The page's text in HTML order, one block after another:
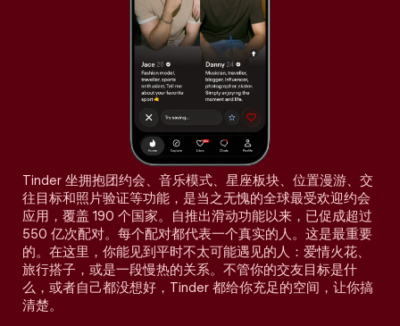
Tinder 坐拥抱团约会、音乐模式、星座板块、位置漫游、交
往目标和照片验证等功能，是当之无愧的全球最受欢迎约会
应用，覆盖 190 个国家。自推出滑动功能以来，已促成超过
550 亿次配对。每个配对都代表一个真实的人。这是最重要
的。在这里，你能见到平时不太可能遇见的人：爱情火花、
旅行搭子，或是一段慢热的关系。不管你的交友目标是什
么，或者自己都没想好，Tinder 都给你充足的空间，让你搞
清楚。